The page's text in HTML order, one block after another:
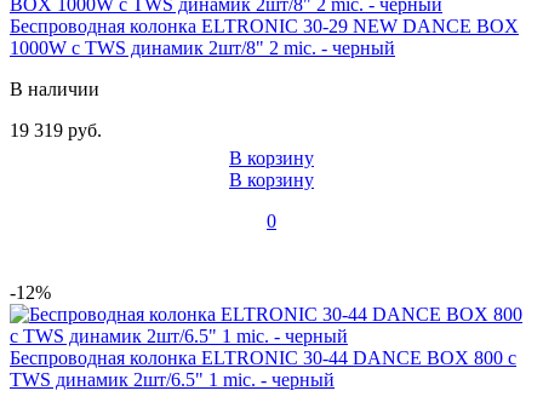
Беспроводная колонка ELTRONIC 30-29 NEW DANCE BOX
1000W с TWS динамик 2шт/8" 2 mic. - черный
В наличии
19 319 руб.
В корзину
В корзину
0
-12%
Беспроводная колонка ELTRONIC 30-44 DANCE BOX 800 с
TWS динамик 2шт/6.5" 1 mic. - черный